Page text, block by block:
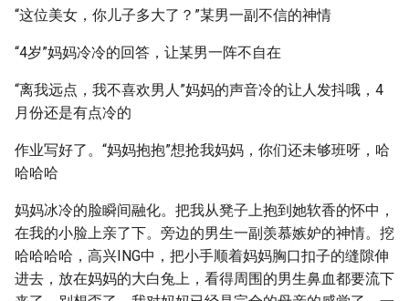
“这位美女，你儿子多大了？”某男一副不信的神情
“4岁”妈妈冷冷的回答，让某男一阵不自在
“离我远点，我不喜欢男人”妈妈的声音冷的让人发抖哦，4
月份还是有点冷的
作业写好了。“妈妈抱抱”想抢我妈妈，你们还未够班呀，哈
哈哈哈
妈妈冰冷的脸瞬间融化。把我从凳子上抱到她软香的怀中，
在我的小脸上亲了下。旁边的男生一副羡慕嫉妒的神情。挖
哈哈哈哈，高兴ING中，把小手顺着妈妈胸口扣子的缝隙伸
进去，放在妈妈的大白兔上，看得周围的男生鼻血都要流下